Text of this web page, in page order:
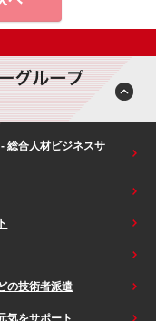
総合人材ビジネスサ
の技術者派遣
気をサポート